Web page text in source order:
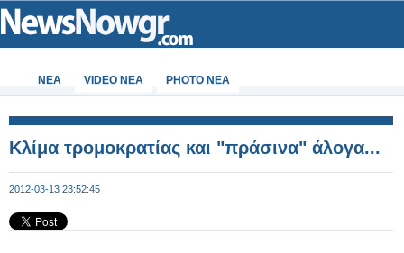
ΝΕΑ VIDEO NEA PHOTO NEA
Κλίμα τρομοκρατίας και "πράσινα" άλογα...
2012-03-13 23:52:45